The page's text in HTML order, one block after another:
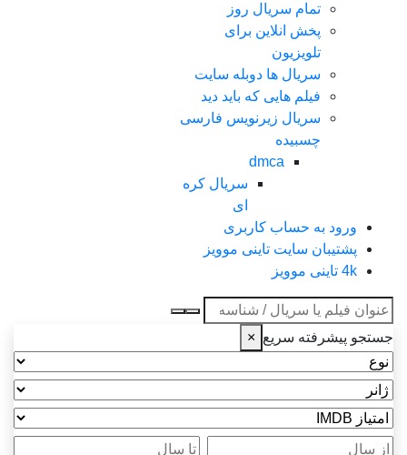
تمام سریال روز
پخش انلاین برای
تلویزیون
سریال ها دوبله سایت
فیلم هایی که باید دید
سریال زیرنویس فارسی
چسبیده
dmca
سریال کره
ای
ورود به حساب کاربری
پشتیبان سایت تاینی موویز
4k تاینی موویز
عنوان جستجو
جستجو پیشرفته سریع ×
نوع
ژانر
امتیاز IMDB
از سال
تا سال